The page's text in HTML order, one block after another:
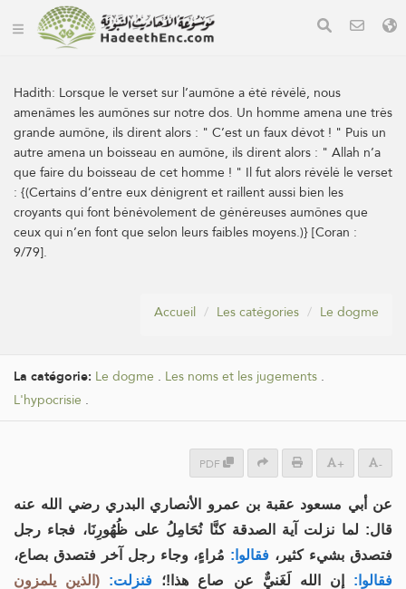
Hadith: Lorsque le verset sur l’aumône a été révélé, nous
amenâmes les aumônes sur notre dos. Un homme amena une très
grande aumône, ils dirent alors : " C’est un faux dévot ! " Puis un
autre amena un boisseau en aumône, ils dirent alors : " Allah n’a
que faire du boisseau de cet homme ! " Il fut alors révélé le verset
: {(Certains d’entre eux dénigrent et raillent aussi bien les
croyants qui font bénévolement de généreuses aumônes que
ceux qui n’en font que selon leurs faibles moyens.)} [Coran :
9/79].
Accueil Les catégories Le dogme
La catégorie: Le dogme . Les noms et les jugements .
L'hypocrisie .
PDF + -
عن أبي مسعود عقبة بن عمرو الأنصاري البدري رضي الله عنه
قال: لما نزلت آية الصدقة كنَّا نُحَامِلُ على ظُهُورِنَا، فجاء رجل
فتصدق بشيء كثير، فقالوا: مُراءٍ، وجاء رجل آخر فتصدق بصاع،
فقالوا: إن الله لَغَنيٌّ عن صاع هذا!؛ فنزلت:
(الذين يلمزون